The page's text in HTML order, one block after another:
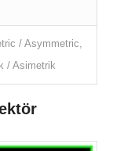
/ Asymmetric,
/ Asimetrik